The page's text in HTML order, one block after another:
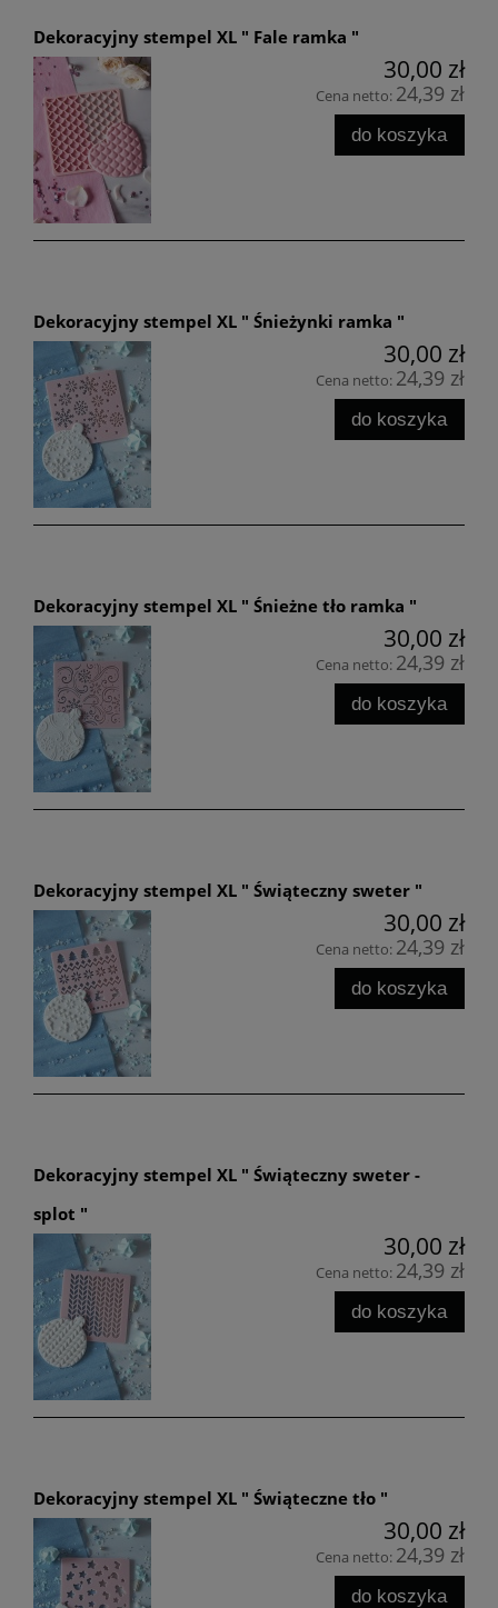
Dekoracyjny stempel XL " Fale ramka "
30,00 zł
Cena netto: 24,39 zł
do koszyka
Dekoracyjny stempel XL " Śnieżynki ramka "
30,00 zł
Cena netto: 24,39 zł
do koszyka
Dekoracyjny stempel XL " Śnieżne tło ramka "
30,00 zł
Cena netto: 24,39 zł
do koszyka
Dekoracyjny stempel XL " Świąteczny sweter "
30,00 zł
Cena netto: 24,39 zł
do koszyka
Dekoracyjny stempel XL " Świąteczny sweter -
splot "
30,00 zł
Cena netto: 24,39 zł
do koszyka
Dekoracyjny stempel XL " Świąteczne tło "
30,00 zł
Cena netto: 24,39 zł
do koszyka